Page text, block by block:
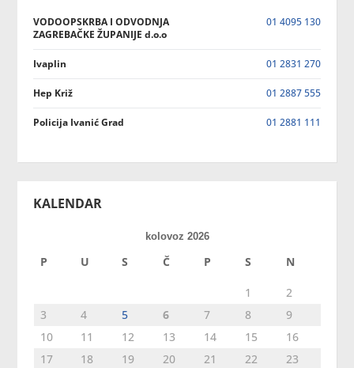
VODOOPSKRBA I ODVODNJA
ZAGREBAČKE ŽUPANIJE d.o.o
01 4095 130
Ivaplin 01 2831 270
Hep Križ 01 2887 555
Policija Ivanić Grad 01 2881 111
KALENDAR
kolovoz 2026
P U S Č P S N
1
2
3
4 5 6 7 8
9
10
11 12 13 14 15
16
17
18 19 20 21 22
23